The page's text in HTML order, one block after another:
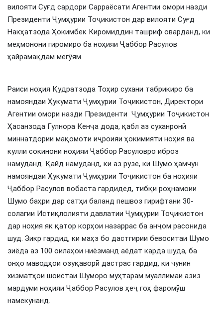
вилояти Суғд сардори Сарраёсати Агентии омори назди
Президенти Ҷумҳурии Тоҷикистон дар вилояти Суғд
Накҳатзода Ҳокимбек Киромиддин ташриф оварданд, ки
меҳмонони гиромиро ба ноҳияи Ҷаббор Расулов
ҳайрамақдам мегӯям.
Раиси ноҳия Қудратзода Тоҳир сухани табрикиро ба
намояндаи Ҳукумати Ҷумҳурии Тоҷикистон, Директори
Агентии омори назди Президенти Ҷумҳурии Тоҷикистон
Ҳасанзода Гулнора Кенҷа дода, қабл аз суханронӣ
миннатдории мақомоти иҷроияи ҳокимияти ноҳия ва
кулли сокинони ноҳияи Ҷаббор Расуловро иброз
намуданд. Қайд намуданд, ки аз рузе, ки Шумо ҳамчун
намояндаи Ҳукумати Ҷумҳурии Тоҷикистон ба ноҳияи
Ҷаббор Расулов вобаста гардидед, тибқи роҳнамоии
Шумо баҳри дар сатҳи баланд пешвоз гирифтани 30-
солагии Истиқлолияти давлатии Ҷумҳурии Тоҷикистон
дар ноҳия як қатор корҳои назаррас ба анҷом расонида
шуд. Зикр гардид, ки маҳз бо дастгирии бевоситаи Шумо
зиёда аз 100 оилаҳои ниёзманд аёдат карда шуда, ба
онҳо маводҳои озуқаворӣ дастрас гардид, ки чунин
хизматҳои шоистаи Шуморо муҳтарам муаллимаи азиз
мардуми ноҳияи Ҷаббор Расулов ҳеҷ гоҳ фаромӯш
намекунанд.